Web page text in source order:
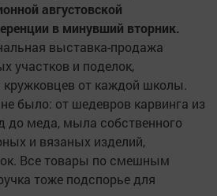
августовской
в минувший вторник.
выставка-продажа
участков и поделок,
от каждой школы.
было: от шедевров карвинга из
до меда, мыла собственного
и вязаных изделий,
Все товары по смешным
тоже подспорье для